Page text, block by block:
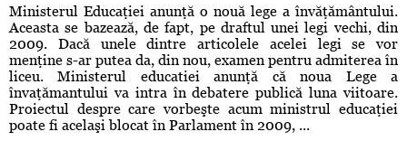
Ministerul Educaţiei anunţă o nouă lege a învăţământului.
Aceasta se bazează, de fapt, pe draftul unei legi vechi, din
2009. Dacă unele dintre articolele acelei legi se vor
menţine s-ar putea da, din nou, examen pentru admiterea în
liceu. Ministerul educatiei anunţă că noua Lege a
învaţămantului va intra în debatere publică luna viitoare.
Proiectul despre care vorbeşte acum ministrul educaţiei
poate fi acelaşi blocat în Parlament în 2009, ...